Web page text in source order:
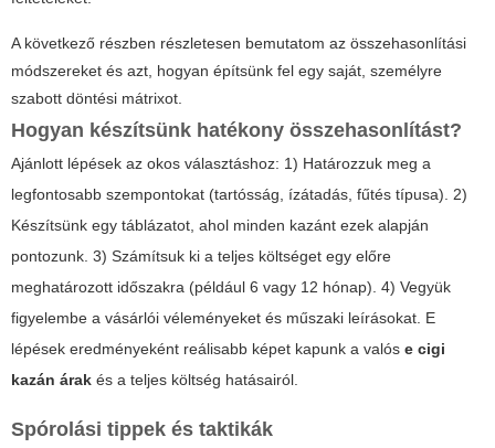
A következő részben részletesen bemutatom az összehasonlítási
módszereket és azt, hogyan építsünk fel egy saját, személyre
szabott döntési mátrixot.
Hogyan készítsünk hatékony összehasonlítást?
Ajánlott lépések az okos választáshoz: 1) Határozzuk meg a
legfontosabb szempontokat (tartósság, ízátadás, fűtés típusa). 2)
Készítsünk egy táblázatot, ahol minden kazánt ezek alapján
pontozunk. 3) Számítsuk ki a teljes költséget egy előre
meghatározott időszakra (például 6 vagy 12 hónap). 4) Vegyük
figyelembe a vásárlói véleményeket és műszaki leírásokat. E
lépések eredményeként reálisabb képet kapunk a valós e cigi
kazán árak és a teljes költség hatásairól.
Spórolási tippek és taktikák